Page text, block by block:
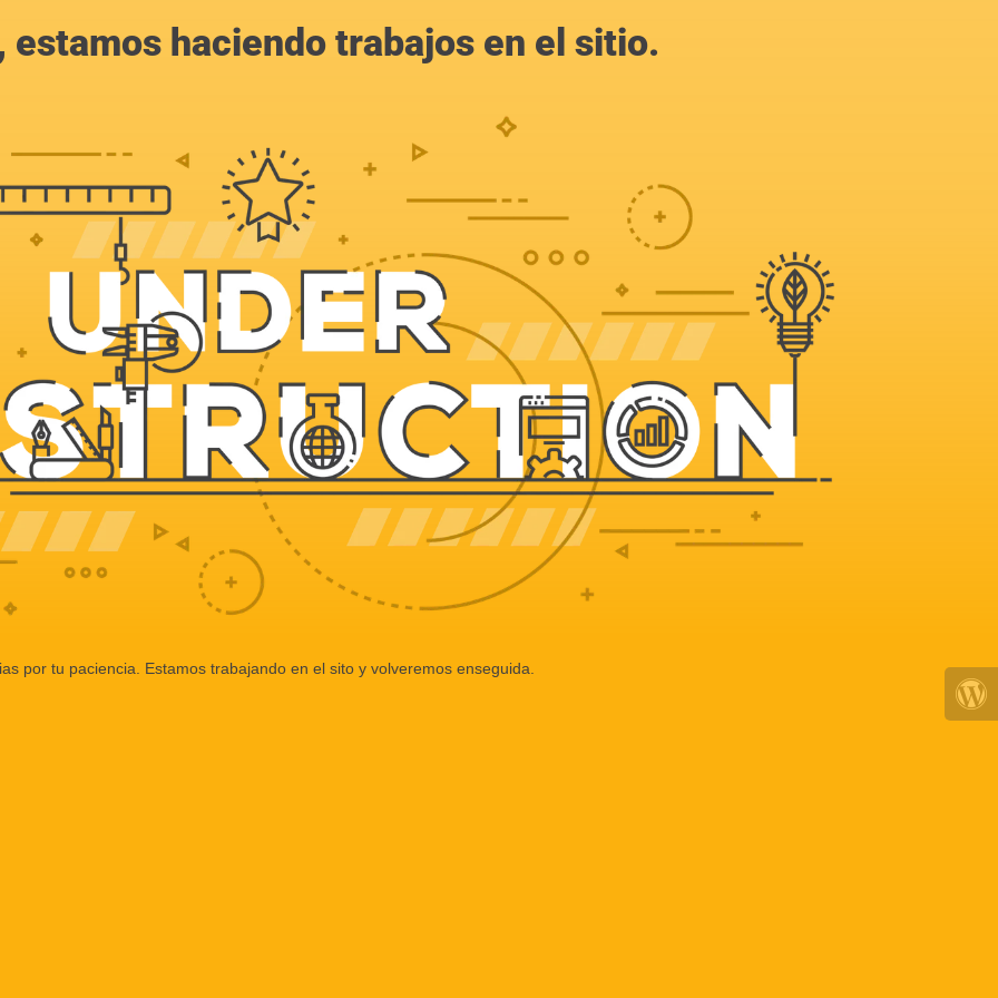
estamos haciendo trabajos en el sitio.
por tu paciencia. Estamos trabajando en el sito y volveremos enseguida.